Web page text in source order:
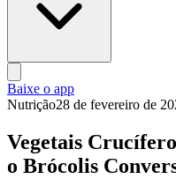
Baixe o app
Nutrição28 de fevereiro de
Vegetais
o Brócolis